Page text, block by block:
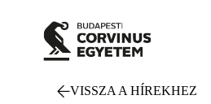
VISSZA A HÍREKHEZ